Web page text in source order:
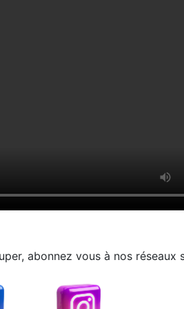
abonnez vous à nos réseaux